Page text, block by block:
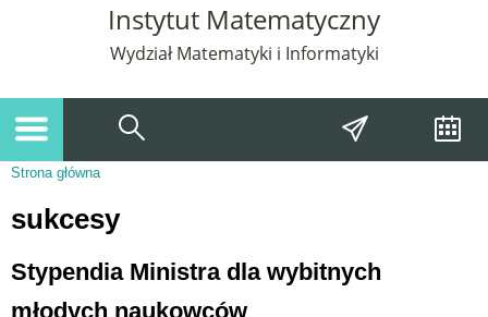
Instytut Matematyczny
Wydział Matematyki i Informatyki
Strona główna
sukcesy
Stypendia Ministra dla wybitnych
młodych naukowców